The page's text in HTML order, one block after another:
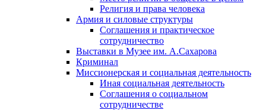
Религия и права человека
Армия и силовые структуры
Соглашения и практическое
сотрудничество
Выставки в Музее им. А.Сахарова
Криминал
Миссионерская и социальная деятельность
Иная социальная деятельность
Соглашения о социальном
сотрудничестве